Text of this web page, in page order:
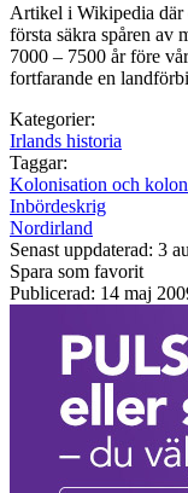
Artikel i Wikipedia där
första säkra spåren av
7000 – 7500 år före
fortfarande en
Kategorier:
Irlands historia
Taggar:
Kolonisation och
Inbördeskrig
Nordirland
Senast uppdaterad: 3
Spara som favorit
Publicerad: 14 maj